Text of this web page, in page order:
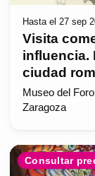
Hasta el 27 sep
Visita
influencia.
ciudad
Museo del
Zaragoza
Consultar